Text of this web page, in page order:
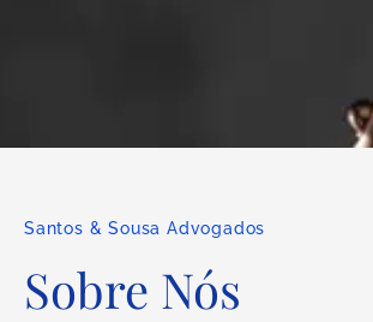
Santos & Sousa Advogados
Sobre Nós